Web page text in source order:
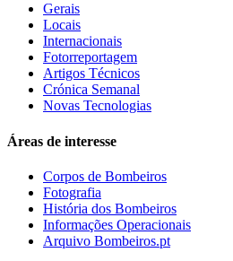
Gerais
Locais
Internacionais
Fotorreportagem
Artigos Técnicos
Crónica Semanal
Novas Tecnologias
Áreas de interesse
Corpos de Bombeiros
Fotografia
História dos Bombeiros
Informações Operacionais
Arquivo Bombeiros.pt